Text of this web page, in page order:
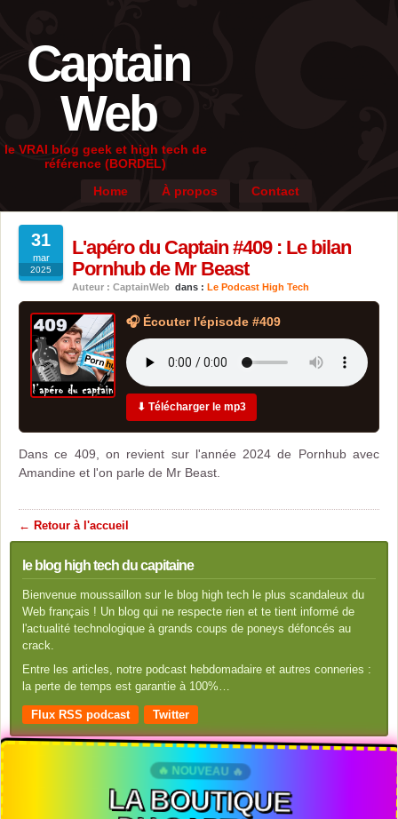
Captain
Web
le VRAI blog geek et high tech de
référence (BORDEL)
Home
À propos Contact
31
mar
2025
L'apéro du Captain #409 : Le bilan
Pornhub de Mr Beast
Auteur : CaptainWeb dans : Le Podcast High Tech
🎧 Écouter l'épisode #409
⬇ Télécharger le mp3
Dans ce 409, on revient sur l'année 2024 de Pornhub avec
Amandine et l'on parle de Mr Beast.
← Retour à l'accueil
le blog high tech du capitaine
Bienvenue moussaillon sur le blog high tech le plus scandaleux du
Web français ! Un blog qui ne respecte rien et te tient informé de
l'actualité technologique à grands coups de poneys défoncés au
crack.
Entre les articles, notre podcast hebdomadaire et autres conneries :
la perte de temps est garantie à 100%…
Flux RSS podcast Twitter
🔥 NOUVEAU 🔥
LA BOUTIQUE